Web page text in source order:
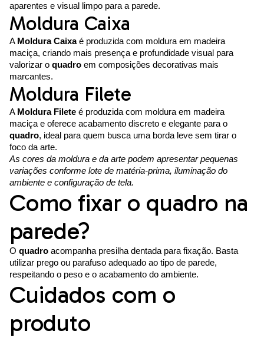
aparentes e visual limpo para a parede.
Moldura Caixa
A Moldura Caixaé produzida com moldura em madeira
maciça, criando mais presença e profundidade visual para
valorizar o quadro em composições decorativas mais
marcantes.
Moldura Filete
A Moldura Filete é produzida com moldura em madeira
maciça e oferece acabamento discreto e elegante para o
quadro, ideal para quem busca uma borda leve sem tirar o
foco da arte.
As cores da moldura e da arte podem apresentar pequenas
variações conforme lote de matéria-prima, iluminação do
ambiente e configuração de tela.
Como fixar o quadro na
parede?
O quadro acompanha presilha dentada para fixação. Basta
utilizar prego ou parafuso adequado ao tipo de parede,
respeitando o peso e o acabamento do ambiente.
Cuidados com o
produto